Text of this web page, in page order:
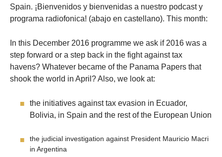
Spain. ¡Bienvenidos y bienvenidas a nuestro podcast y
programa radiofonica! (abajo en castellano). This month:
In this December 2016 programme we ask if 2016 was a
step forward or a step back in the fight against tax
havens? Whatever became of the Panama Papers that
shook the world in April? Also, we look at:
the initiatives against tax evasion in Ecuador,
Bolivia, in Spain and the rest of the European Union
the judicial investigation against President Mauricio Macri
in Argentina